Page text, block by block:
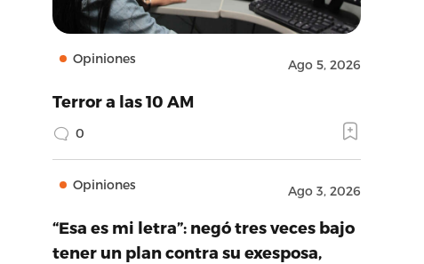
Opiniones Ago 5, 2026
Terror a las 10 AM
0
Opiniones Ago 3, 2026
“Esa es mi letra”: negó tres veces bajo
tener un plan contra su exesposa,